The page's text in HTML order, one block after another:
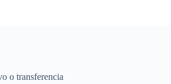
o transferencia